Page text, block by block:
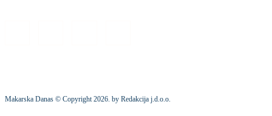
Makarska Danas © Copyright2026. by Redakcija j.d.o.o.